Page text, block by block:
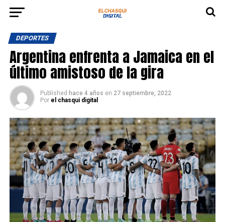
DEPORTES
Argentina enfrenta a Jamaica en el
último amistoso de la gira
Published hace 4 años en 27 septiembre, 2022
Por el chasqui digital